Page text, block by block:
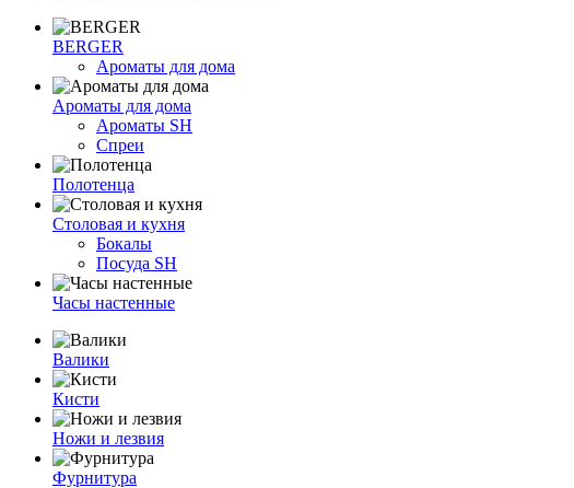
BERGER
Ароматы для дома
Ароматы для дома
Ароматы SH
Спреи
Полотенца
Столовая и кухня
Бокалы
Посуда SH
Часы настенные
Валики
Кисти
Ножи и лезвия
Фурнитура